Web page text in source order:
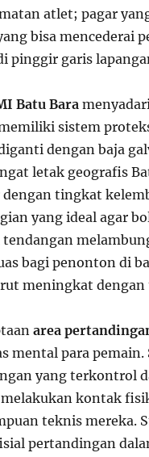
atlet; pagar
bisa mencederai
pinggir garis
Batu Bara
sistem
dengan baja
letak geografis
dengan tingkat
yang ideal agar
bagi penonton di
meningkat dengan
area
mental para pemain.
yang terkontrol
kontak
teknis mereka.
pertandingan